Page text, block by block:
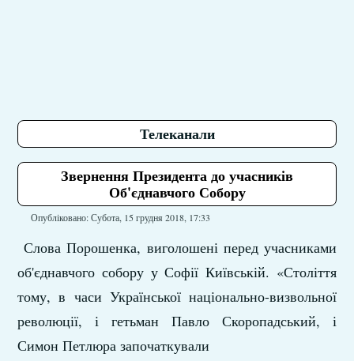
Телеканали
Звернення Президента до учасників
Об'єднавчого Собору
Опубліковано: Субота, 15 грудня 2018, 17:33
Слова Порошенка, виголошені перед учасниками
об'єднавчого собору у Софії Київській. «Століття
тому, в часи Української національно-визвольної
революції, і гетьман Павло Скоропадський, і
Симон Петлюра започаткували